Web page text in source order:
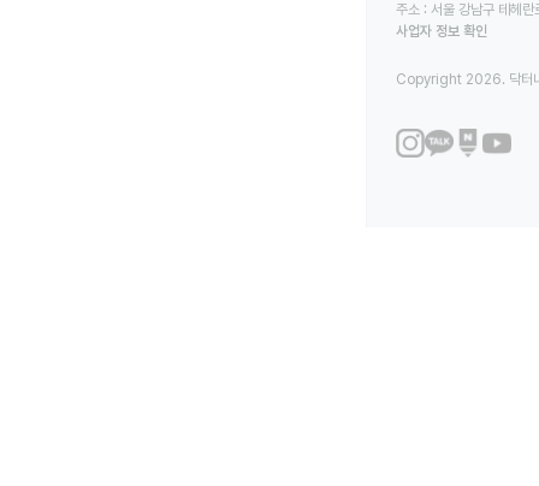
주소 : 서울 강남구 테헤
사업자 정보 확인
Copyright 2026. 닥터